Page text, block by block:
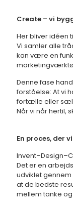
Create – vi
Her bliver idéen
Vi samler alle
kan være en
Denne fase
forståelse: At vi
fortælle eller
Når vi når hertil,
En proces, der
Det er en
udviklet
at de bedste
mellem tanke